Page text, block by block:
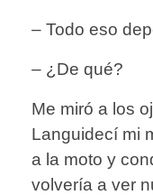
– Todo eso
– ¿De qué?
Me miró a los
Languidecí mi
a la moto y
volvería a ver